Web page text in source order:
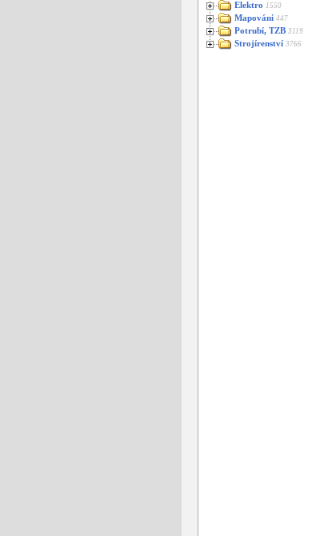
Elektro 1550
Mapování 447
Potrubí, TZB 3119
Strojírenství 3766